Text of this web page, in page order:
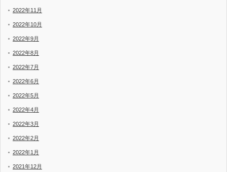
2022年11月
2022年10月
2022年9月
2022年8月
2022年7月
2022年6月
2022年5月
2022年4月
2022年3月
2022年2月
2022年1月
2021年12月